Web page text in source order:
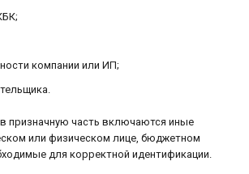
компании или ИП;
призначную часть включаются иные
или физическом лице, бюджетном
для корректной идентификации.